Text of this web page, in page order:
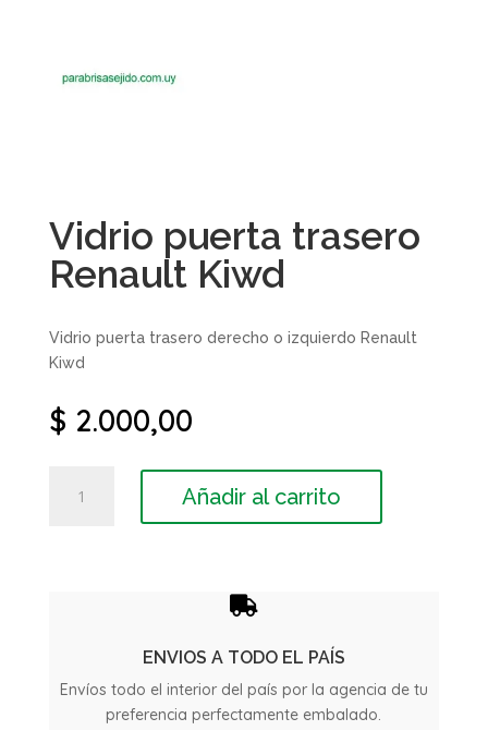
Vidrio puerta trasero
Renault Kiwd
Vidrio puerta trasero derecho o izquierdo Renault
Kiwd
$ 2.000,00
puerta
Añadir al carrito

ENVIOS A TODO EL PAÍS
Envíos todo el interior del país por la agencia de tu
preferencia perfectamente embalado.